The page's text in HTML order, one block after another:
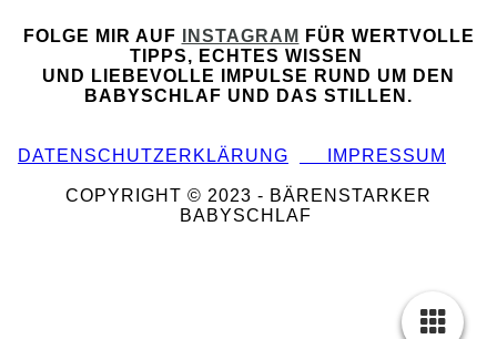
FOLGE MIR AUF INSTAGRAM
FÜR WERTVOLLE
TIPPS, ECHTES WISSEN
UND LIEBEVOLLE IMPULSE RUND UM DEN
BABYSCHLAF UND DAS STILLEN.
DATENSCHUTZERKLÄRUNG IMPRESSUM
COPYRIGHT © 2023 - BÄRENSTARKER
BABYSCHLAF